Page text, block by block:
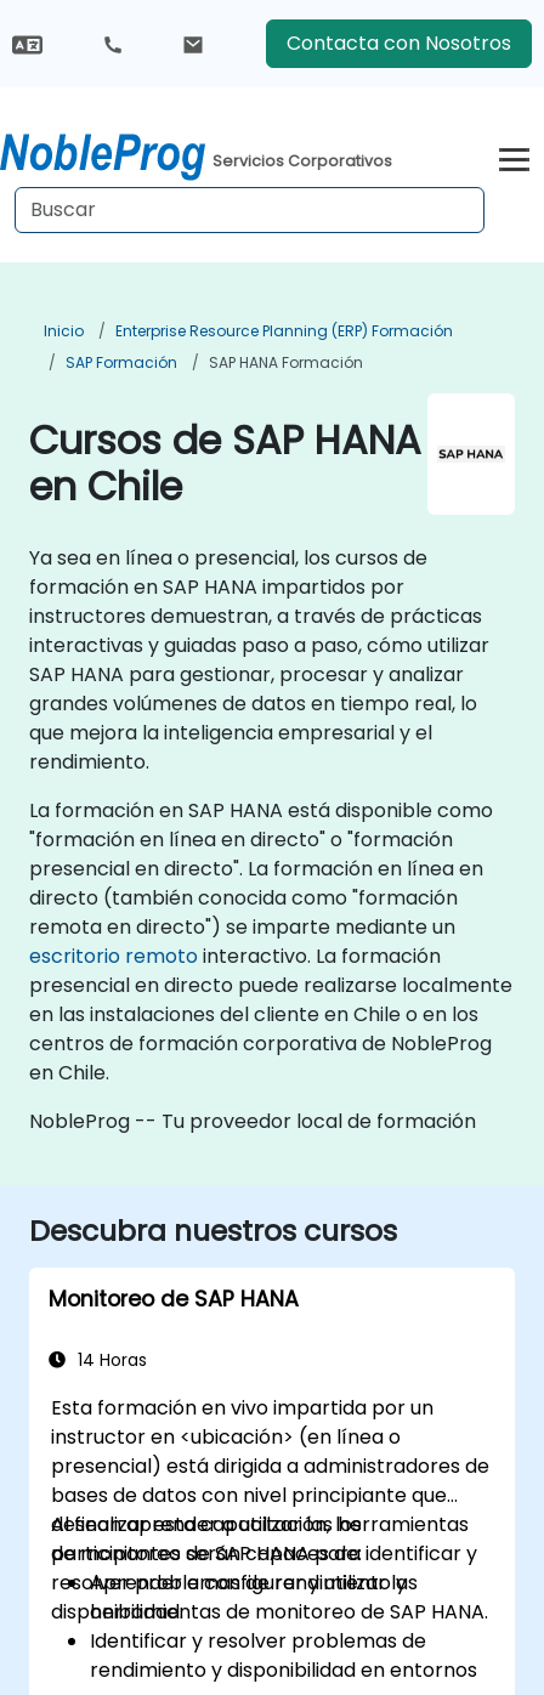
Contacta con Nosotros
Servicios Corporativos
Inicio
Enterprise Resource Planning (ERP) Formación
SAP Formación
SAP HANA Formación
Cursos de SAP HANA
en Chile
Ya sea en línea o presencial, los cursos de
formación en SAP HANA impartidos por
instructores demuestran, a través de prácticas
interactivas y guiadas paso a paso, cómo utilizar
SAP HANA para gestionar, procesar y analizar
grandes volúmenes de datos en tiempo real, lo
que mejora la inteligencia empresarial y el
rendimiento.
La formación en SAP HANA está disponible como
"formación en línea en directo" o "formación
presencial en directo". La formación en línea en
directo (también conocida como "formación
remota en directo") se imparte mediante un
escritorio remotointeractivo. La formación
presencial en directo puede realizarse localmente
en las instalaciones del cliente en Chile o en los
centros de formación corporativa de NobleProg
en Chile.
NobleProg -- Tu proveedor local de formación
Descubra nuestros cursos
Monitoreo de SAP HANA
14 Horas
Esta formación en vivo impartida por un
instructor en <ubicación> (en línea o
presencial) está dirigida a administradores de
bases de datos con nivel principiante que
desean aprender a utilizar las herramientas
de monitoreo de SAP HANA para identificar y
resolver problemas de rendimiento y
disponibilidad.
Al finalizar esta capacitación, los
participantes serán capaces de:
Aprender a configurar y utilizar las
herramientas de monitoreo de SAP HANA.
Identificar y resolver problemas de
rendimiento y disponibilidad en entornos